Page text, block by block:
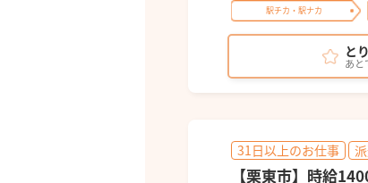
駅チカ・駅ナカ
と
あと
31日以上のお仕事
【栗東市】時給